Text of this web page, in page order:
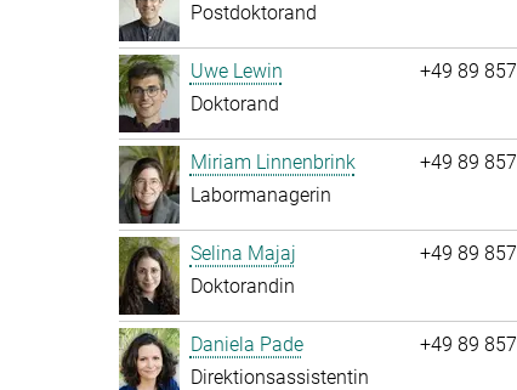
Postdoktorand
Uwe Lewin
Doktorand
+49 89
Miriam Linnenbrink
Labormanagerin
+49 89
Selina Majaj
Doktorandin
+49 89
Daniela Pade
Direktionsassistentin
+49 89